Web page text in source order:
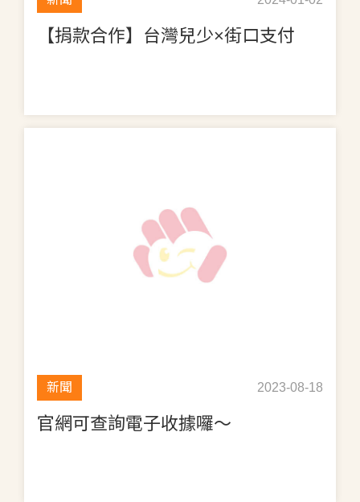
【捐款合作】台灣兒少×街口支付
新聞 2023-08-18
官網可查詢電子收據囉～